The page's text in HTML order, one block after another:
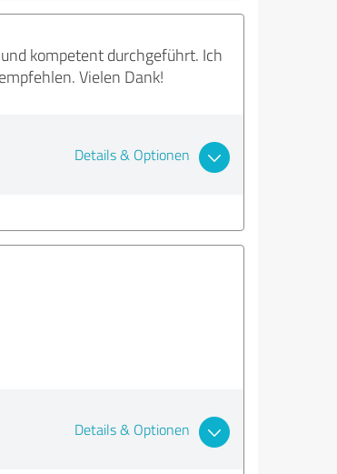
kompetent durchgeführt. Ich
Vielen Dank!
Details & Optionen
Details & Optionen